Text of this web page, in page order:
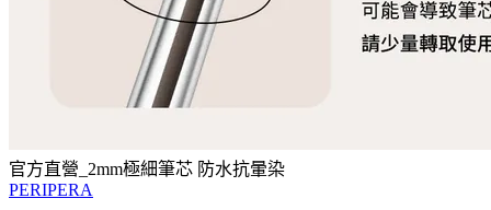
官方直營_2mm極細筆芯 防水抗暈染
PERIPERA